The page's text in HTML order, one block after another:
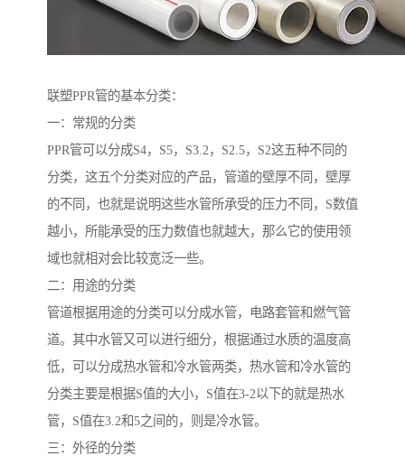
联塑PPR管的基本分类：
一：常规的分类
PPR管可以分成S4，S5，S3.2，S2.5，S2这五种不同的
分类，这五个分类对应的产品，管道的壁厚不同，壁厚
的不同，也就是说明这些水管所承受的压力不同，S数值
越小，所能承受的压力数值也就越大，那么它的使用领
域也就相对会比较宽泛一些。
二：用途的分类
管道根据用途的分类可以分成水管，电路套管和燃气管
道。其中水管又可以进行细分，根据通过水质的温度高
低，可以分成热水管和冷水管两类，热水管和冷水管的
分类主要是根据S值的大小，S值在3-2以下的就是热水
管，S值在3.2和5之间的，则是冷水管。
三：外径的分类